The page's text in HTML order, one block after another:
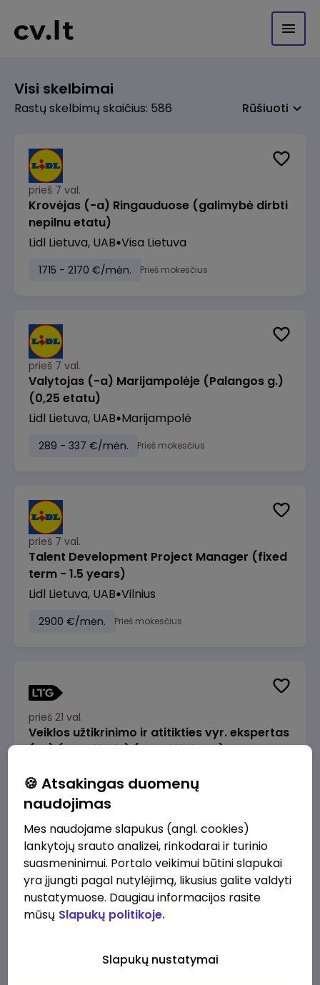
Visi skelbimai
Rastų skelbimų skaičius: 586 Rūšiuoti
prieš 7 val.
Krovėjas (-a) Ringauduose (galimybė dirbti
nepilnu etatu)
Lidl Lietuva, UAB Visa Lietuva
1715 - 2170 €/mėn. Prieš mokesčius
prieš 7 val.
Valytojas (-a) Marijampolėje (Palangos g.)
(0,25 etatu)
Lidl Lietuva, UAB Marijampolė
289 - 337 €/mėn. Prieš mokesčius
prieš 7 val.
Talent Development Project Manager (fixed
term - 1.5 years)
Lidl Lietuva, UAB Vilnius
2900 €/mėn. Prieš mokesčius
prieš 21 val.
Veiklos užtikrinimo ir atitikties vyr. ekspertas
(-ė) (Radviliškis) (Radviliškis, LT)
2610 - 3910 €/mėn.
prieš 21 val.
Veiklos užtikrinimo ir atitikties vyr. ekspertas
(-ė) (Kaunas) (Kaunas, LT)
🍪 Atsakingas duomenų
naudojimas
Mes naudojame slapukus (angl. cookies)
lankytojų srauto analizei, rinkodarai ir turinio
suasmeninimui. Portalo veikimui būtini slapukai
yra įjungti pagal nutylėjimą, likusius galite valdyti
nustatymuose. Daugiau informacijos rasite
mūsų Slapukų politikoje.
Slapukų nustatymai